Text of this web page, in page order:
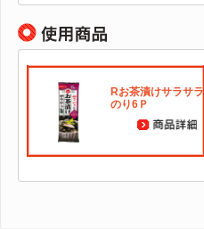
Rお茶漬けサラサラ
のり6Ｐ